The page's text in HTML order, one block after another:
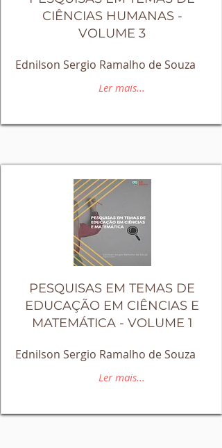
CIÊNCIAS HUMANAS -
VOLUME 3
Ednilson Sergio Ramalho de Souza
Ler mais...
PESQUISAS EM TEMAS DE
EDUCAÇÃO EM CIÊNCIAS E
MATEMÁTICA - VOLUME 1
Ednilson Sergio Ramalho de Souza
Ler mais...